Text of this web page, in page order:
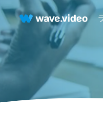
マルチストリーミング
ビデオレコーダー